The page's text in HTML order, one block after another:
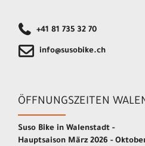
+41 81 735 32 70
info@susobike.ch
ÖFFNUNGSZEITEN
Suso Bike in Walenstadt -
Hauptsaison März 2026 -